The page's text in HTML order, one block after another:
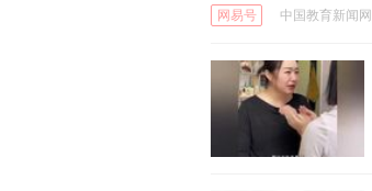
网易号 中国教育新闻网